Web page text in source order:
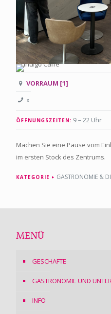
VORRAUM [1]
x
ÖFFNUNGSZEITEN: 9 – 22 Uhr
Machen Sie eine Pause vom
im ersten Stock des Zentrums.
KATEGORIE GASTRONOMIE &
MENÜ
GESCHÄFTE
GASTRONOMIE UND
INFO